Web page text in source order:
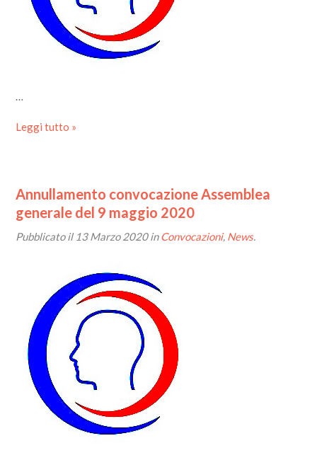
…
Leggi tutto »
Annullamento convocazione Assemblea
generale del 9 maggio 2020
Pubblicato il 13 Marzo 2020inConvocazioni, News.